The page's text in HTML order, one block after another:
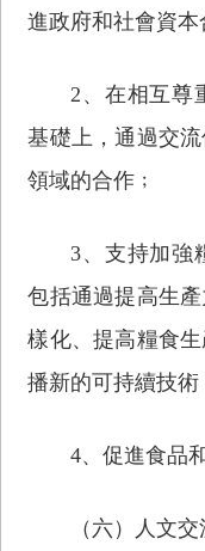
進政府和社會資本
2、在相互尊
基礎上，通過交
領域的合作﹔
3、支持加強
包括通過提高生
樣化、提高糧食
播新的可持續技術
4、促進食品
（六）人文交